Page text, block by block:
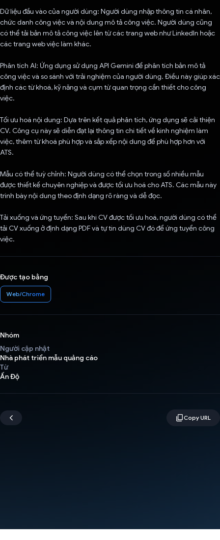
Dữ liệu đầu vào của người dùng: Người dùng nhập thông tin cá nhân,
chức danh công việc và nội dung mô tả công việc. Người dùng cũng
có thể tải bản mô tả công việc lên từ các trang web như LinkedIn hoặc
các trang web việc làm khác.
Phân tích AI: Ứng dụng sử dụng API Gemini để phân tích bản mô tả
công việc và so sánh với trải nghiệm của người dùng. Điều này giúp xác
định các từ khoá, kỹ năng và cụm từ quan trọng cần thiết cho công
việc.
Tối ưu hoá nội dung: Dựa trên kết quả phân tích, ứng dụng sẽ cải thiện
CV. Công cụ này sẽ diễn đạt lại thông tin chi tiết về kinh nghiệm làm
việc, thêm từ khoá phù hợp và sắp xếp nội dung để phù hợp hơn với
ATS.
Mẫu có thể tuỳ chỉnh: Người dùng có thể chọn trong số nhiều mẫu
được thiết kế chuyên nghiệp và được tối ưu hoá cho ATS. Các mẫu này
trình bày nội dung theo định dạng rõ ràng và dễ đọc.
Tải xuống và ứng tuyển: Sau khi CV được tối ưu hoá, người dùng có thể
tải CV xuống ở định dạng PDF và tự tin dùng CV đó để ứng tuyển công
việc.
Được tạo bằng
Web/Chrome
Nhóm
Người cập nhật
Nhà phát triển mẫu quảng cáo
Từ
Ấn Độ